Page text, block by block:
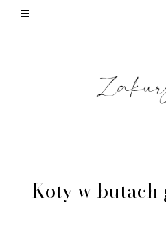
Koty w
This site uses cookies
of service, generate usage
and address abuse.
LEARN MORE